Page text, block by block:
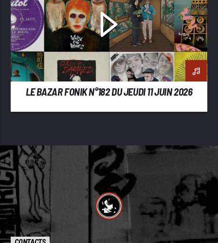
LE BAZAR FONIK N°182 DU JEUDI 11 JUIN 2026